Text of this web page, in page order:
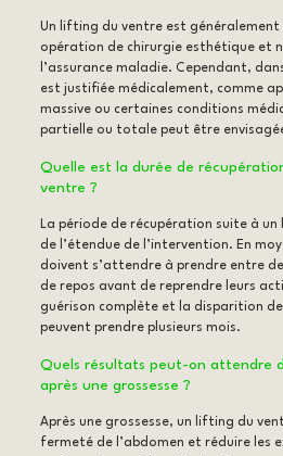
Un lifting du ventre est généralement
opération de chirurgie esthétique et
l’assurance maladie. Cependant,
est justifiée médicalement, comme
massive ou certaines conditions
partielle ou totale peut être
Quelle est la durée de
ventre ?
La période de récupération suite à
de l’étendue de l’intervention. En
doivent s’attendre à prendre entre
de repos avant de reprendre leurs
guérison complète et la disparition
peuvent prendre plusieurs mois.
Quels résultats peut-on attendre
après une grossesse ?
Après une grossesse, un lifting du
fermeté de l’abdomen et réduire les